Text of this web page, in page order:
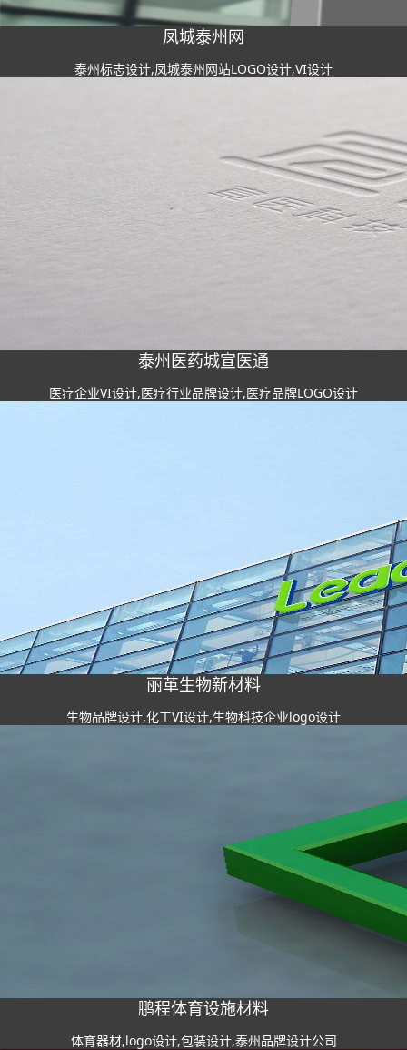
凤城泰州网
泰州标志设计,凤城泰州网站LOGO设计,VI设计
泰州医药城宣医通
医疗企业VI设计,医疗行业品牌设计,医疗品牌LOGO设计
丽革生物新材料
生物品牌设计,化工VI设计,生物科技企业logo设计
鹏程体育设施材料
体育器材,logo设计,包装设计,泰州品牌设计公司